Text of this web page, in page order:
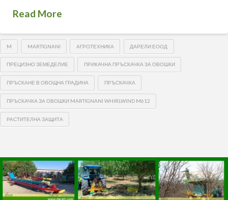
Read More
M MARTIGNANI АГРОТЕХНИКА ДАРЕЛИ ЕООД
ПРЕЦИЗНО ЗЕМЕДЕЛИЕ ПРИКАЧНА ПРЪСКАЧКА ЗА ОВОШКИ
ПРЪСКАНЕ В ОВОЩНА ГРАДИНА ПРЪСКАЧКА
ПРЪСКАЧКА ЗА ОВОШКИ MARTIGNANI WHIRLWIND M612
РАСТИТЕЛНА ЗАЩИТА